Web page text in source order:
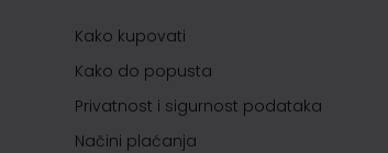
Kako kupovati
Kako do popusta
Privatnost i sigurnost podataka
Načini plaćanja